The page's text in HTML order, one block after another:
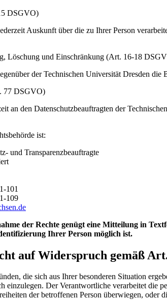
DSGVO)
Auskunft über die zu Ihrer Person
Löschung und Einschränkung (Art. 16-18
der Technischen Universität Dresden
77 DSGVO)
an den Datenschutzbeauftragten der
ist:
und Transparenzbeauftragte
101
109
der Rechte genügt eine Mitteilung in
Ihrer Person möglich ist.
auf Widerspruch gemäß
die sich aus Ihrer besonderen Situation
Der Verantwortliche verarbeitet die
der betroffenen Person überwiegen,